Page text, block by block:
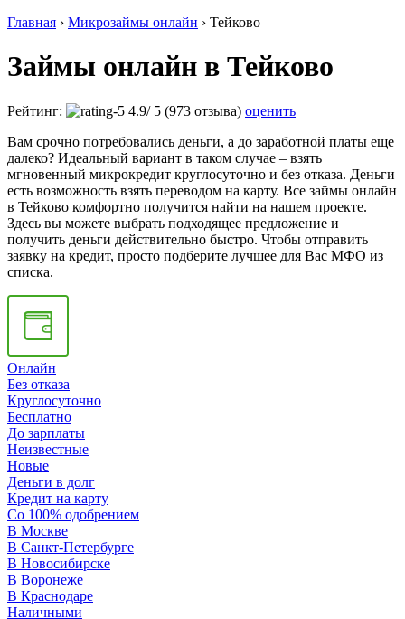
Главная › Микрозаймы онлайн › Тейково
Займы онлайн в Тейково
Рейтинг: 4.9/ 5 (973 отзыва) оценить
Вам срочно потребовались деньги, а до заработной платы еще
далеко? Идеальный вариант в таком случае – взять
мгновенный микрокредит круглосуточно и без отказа. Деньги
есть возможность взять переводом на карту. Все займы онлайн
в Тейково комфортно получится найти на нашем проекте.
Здесь вы можете выбрать подходящее предложение и
получить деньги действительно быстро. Чтобы отправить
заявку на кредит, просто подберите лучшее для Вас МФО из
списка.
Онлайн
Без отказа
Круглосуточно
Бесплатно
До зарплаты
Неизвестные
Новые
Деньги в долг
Кредит на карту
Со 100% одобрением
В Москве
В Санкт-Петербурге
В Новосибирске
В Воронеже
В Краснодаре
Наличными